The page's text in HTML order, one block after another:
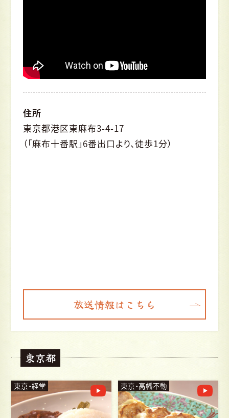
住所
東京都港区東麻布3-4-17
（「麻布十番駅」6番出口より、徒歩1分）
放送情報はこちら
東京都
東京・経堂 東京・高幡不動